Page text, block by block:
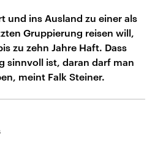
und ins Ausland zu einer als
Gruppierung reisen will,
zu zehn Jahre Haft. Dass
sinnvoll ist, daran darf man
meint Falk Steiner.